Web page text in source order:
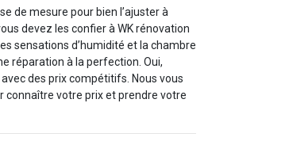
de mesure pour bien l’ajuster à
devez les confier à WK rénovation
sensations d’humidité et la chambre
réparation à la perfection. Oui,
des prix compétitifs. Nous vous
connaître votre prix et prendre votre